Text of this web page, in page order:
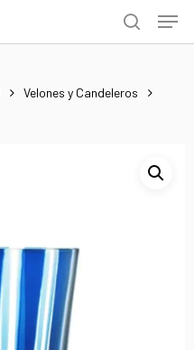
search
Menu
Velones y Candeleros